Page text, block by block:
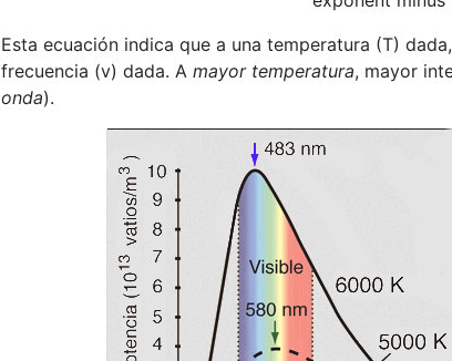
Esta ecuación indica que a una temperatura (T)
frecuencia (v) dada. A mayor temperatura, mayor
onda).